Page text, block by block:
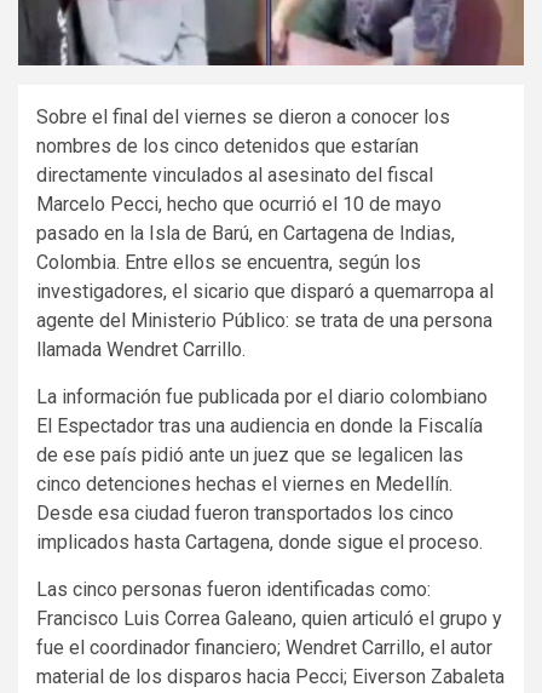
Sobre el final del viernes se dieron a conocer los
nombres de los cinco detenidos que estarían
directamente vinculados al asesinato del fiscal
Marcelo Pecci, hecho que ocurrió el 10 de mayo
pasado en la Isla de Barú, en Cartagena de Indias,
Colombia. Entre ellos se encuentra, según los
investigadores, el sicario que disparó a quemarropa al
agente del Ministerio Público: se trata de una persona
llamada Wendret Carrillo.
La información fue publicada por el diario colombiano
El Espectador tras una audiencia en donde la Fiscalía
de ese país pidió ante un juez que se legalicen las
cinco detenciones hechas el viernes en Medellín.
Desde esa ciudad fueron transportados los cinco
implicados hasta Cartagena, donde sigue el proceso.
Las cinco personas fueron identificadas como:
Francisco Luis Correa Galeano, quien articuló el grupo y
fue el coordinador financiero; Wendret Carrillo, el autor
material de los disparos hacia Pecci; Eiverson Zabaleta